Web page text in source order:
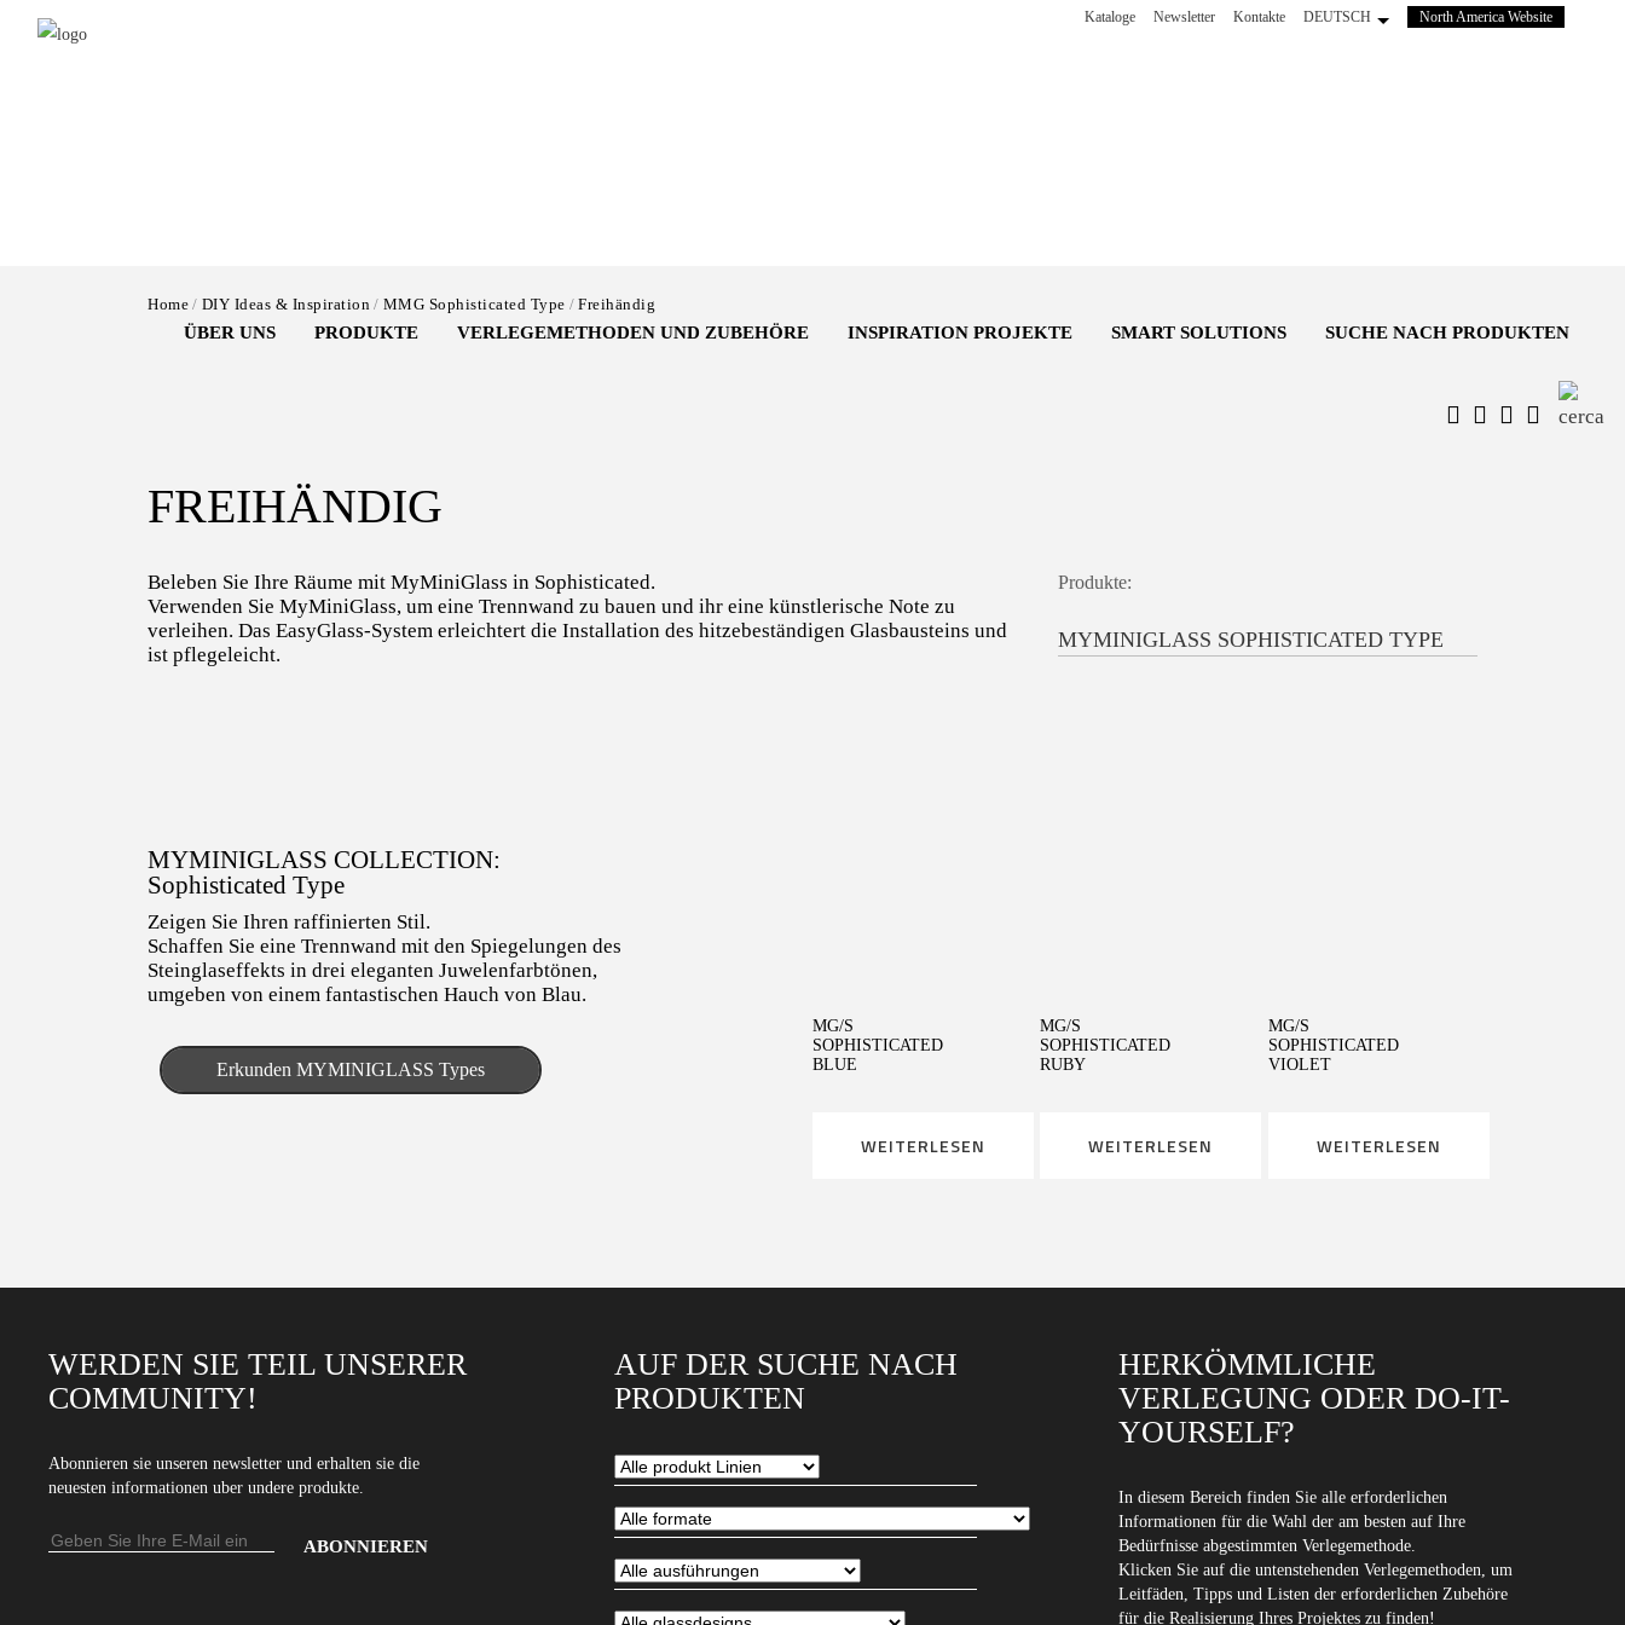
Kataloge Newsletter Kontakte DEUTSCH North America Website(wird
ÜBER UNS PRODUKTE VERLEGEMETHODEN UND ZUBEHÖRE INSPIRATION PROJEKTE SMART SOLUTIONS SUCHE NACH PRODUKTEN
Home DIY Ideas & Inspiration MMG Sophisticated Type Freihändig
FREIHÄNDIG
Beleben Sie Ihre Räume mit MyMiniGlass in Sophisticated.
Verwenden Sie MyMiniGlass, um eine Trennwand zu bauen und ihr eine künstlerische Note zu
verleihen. Das EasyGlass-System erleichtert die Installation des hitzebeständigen Glasbausteins und
ist pflegeleicht.
Produkte:
MYMINIGLASS SOPHISTICATED TYPE
MYMINIGLASS COLLECTION:
Sophisticated Type
Zeigen Sie Ihren raffinierten Stil.
Schaffen Sie eine Trennwand mit den Spiegelungen des
Steinglaseffekts in drei eleganten Juwelenfarbtönen,
umgeben von einem fantastischen Hauch von Blau.
Erkunden MYMINIGLASS Types
MG/S
SOPHISTICATED
BLUE
WEITERLESEN
MG/S
SOPHISTICATED
RUBY
WEITERLESEN
MG/S
SOPHISTICATED
VIOLET
WEITERLESEN
WERDEN SIE TEIL UNSERER
COMMUNITY!
Abonnieren sie unseren newsletter und erhalten sie die
neuesten informationen uber undere produkte.
E-
AUF DER SUCHE NACH
PRODUKTEN
HERKÖMMLICHE
VERLEGUNG ODER DO-IT-
YOURSELF?
In diesem Bereich finden Sie alle erforderlichen
Informationen für die Wahl der am besten auf Ihre
Bedürfnisse abgestimmten Verlegemethode.
Klicken Sie auf die untenstehenden Verlegemethoden, um
Leitfäden, Tipps und Listen der erforderlichen Zubehöre
für die Realisierung Ihres Projektes zu finden!